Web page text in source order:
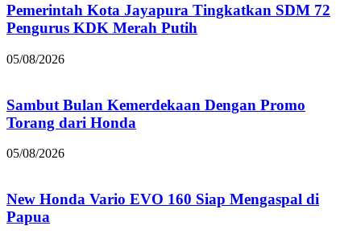
Pemerintah Kota Jayapura Tingkatkan SDM 72
Pengurus KDK Merah Putih
05/08/2026
Sambut Bulan Kemerdekaan Dengan Promo
Torang dari Honda
05/08/2026
New Honda Vario EVO 160 Siap Mengaspal di
Papua